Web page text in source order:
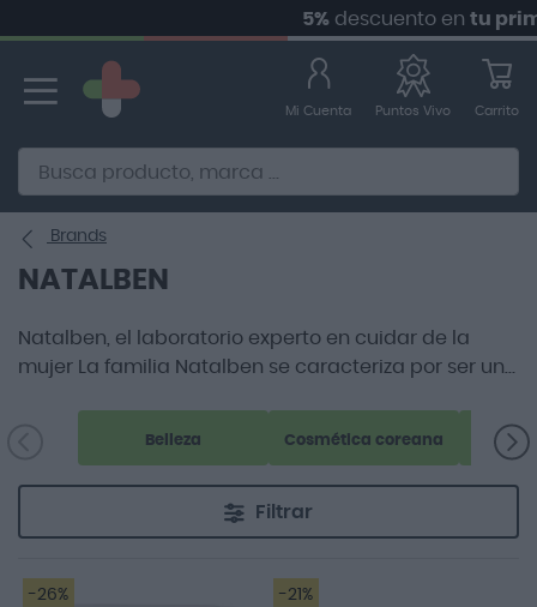
5%descuento entu
contenido
Alternative to Doofinder Ecommerce Search
Mi Cuenta Puntos Vivo Carrito
Brands
NATALBEN
Natalben, el laboratorio experto en cuidar de la
mujer La familia Natalben se caracteriza por ser un
ofrecer los mejores cuidados a la mujer. Esta marca
de fármacos tan destacados pertenece al conocido
Grupo Italfarmaco.
Belleza Cosmética coreana
Filtrar
-26% -21%